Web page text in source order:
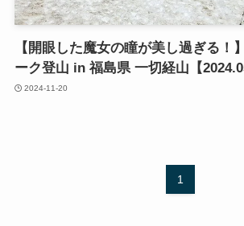
【開眼した魔女の瞳が美し過ぎる！
ーク登山 in 福島県 一切経山【
2024-11-20
1